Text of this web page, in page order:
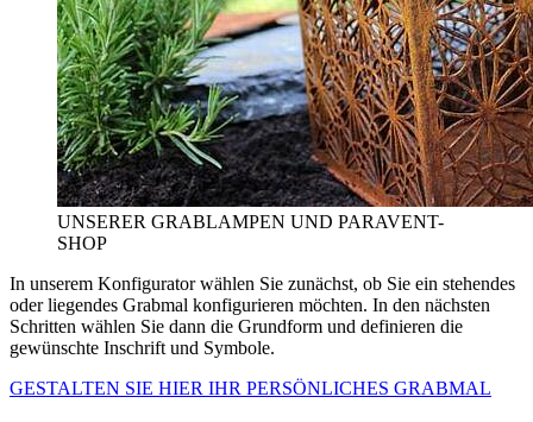
UNSERER GRABLAMPEN UND PARAVENT-
SHOP
In unserem Konfigurator wählen Sie zunächst, ob Sie ein stehendes
oder liegendes Grabmal konfigurieren möchten. In den nächsten
Schritten wählen Sie dann die Grundform und definieren die
gewünschte Inschrift und Symbole.
GESTALTEN SIE HIER IHR PERSÖNLICHES GRABMAL